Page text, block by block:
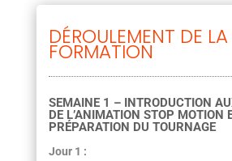
DÉROULEMENT DE LA
FORMATION
SEMAINE 1 – INTRODUCTION
DE L’ANIMATION STOP MOTION
PRÉPARATION DU TOURNAGE
Jour 1 :